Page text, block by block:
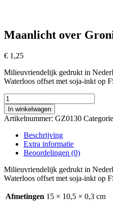
Maanlicht over
€ 1,25
Milieuvriendelijk gedrukt in
Waterloos offset met soja-inkt op
Maanlicht
over
Groningen
aantal
In winkelwagen
Artikelnummer: GZ0130
Beschrijving
Extra informatie
Beoordelingen (0)
Milieuvriendelijk gedrukt in
Waterloos offset met soja-inkt op
Afmetingen 15 × 10,5 × 0,3 cm